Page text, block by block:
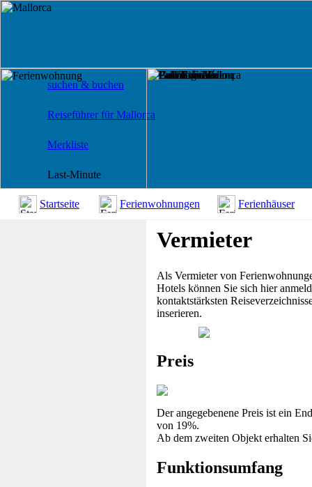
Startseite Ferienwohnungen Ferienhäuser
suchen & buchen
Reiseführer für Mallorca
Vermieter
Als Vermieter von
Hotels können Sie sich hier
kontaktstärksten
inserieren.
Preis
Der angegebenene Preis ist ein
von 19%.
Ab dem zweiten Objekt erhalten
Funktionsumfang
Merkliste
Last-Minute